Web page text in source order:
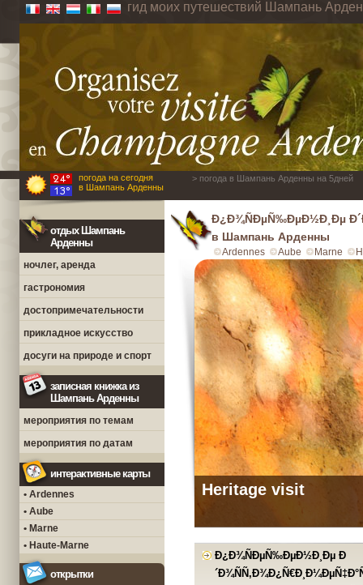
гид моих путешествий Шампань
погода на сегодня
в Шампань Арденны
> погода в Шампань Арденны на 5дней
отдых Шампань
Арденны
ночлег, аренда
гастрономия
достопримечательности
прикладное искусство
досуги на природе и спорт
записная книжка из
Шампань Арденны
мероприятия по темам
мероприятия по датам
интерактивные карты
• Ardennes
• Aube
• Marne
• Haute-Marne
открытки
Ð¿Ð¾ÑÐµÑ‰ÐµÐ½Ð¸Ðµ
в Шампань Арденны
Ardennes Aube Marne
Heritage visit
Ð¿Ð¾ÑÐµÑ‰ÐµÐ½Ð¸Ðµ Ð